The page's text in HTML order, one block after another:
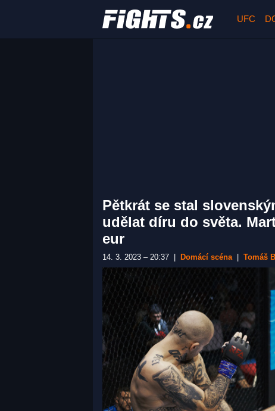
UFC
Pětkrát se stal
udělat díru do světa.
eur
14. 3. 2023 – 20:37 Domácí scéna Tomáš